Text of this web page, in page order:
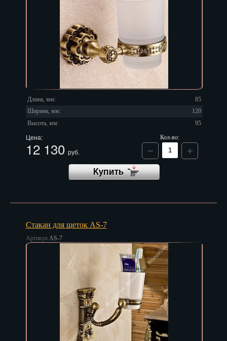
Длина, мм:
85
Ширина, мм:
120
Высота, мм:
95
Цена:
12 130 руб.
Кол-во:
Стакан для щеток AS-7
Артикул AS-7